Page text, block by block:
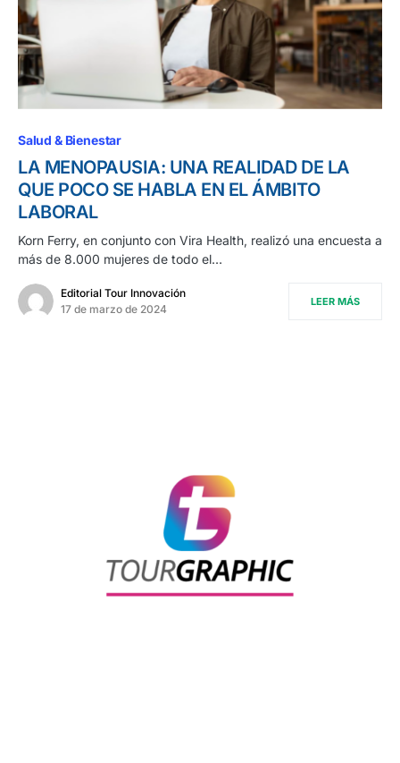
Salud & Bienestar
LA MENOPAUSIA: UNA REALIDAD DE LA
QUE POCO SE HABLA EN EL ÁMBITO
LABORAL
Korn Ferry, en conjunto con Vira Health, realizó una encuesta a
más de 8.000 mujeres de todo el…
Editorial Tour Innovación
17 de marzo de 2024
LEER MÁS